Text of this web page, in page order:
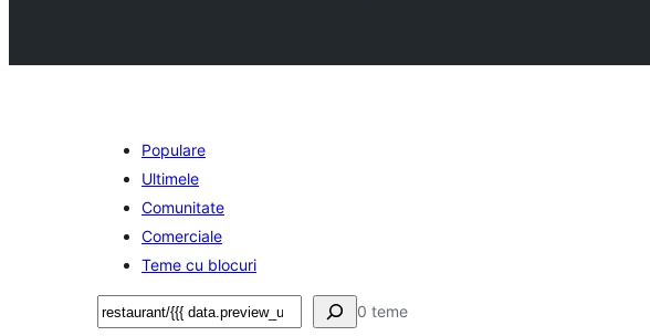
Populare
Ultimele
Comunitate
Comerciale
Teme cu blocuri
Caută 0 teme